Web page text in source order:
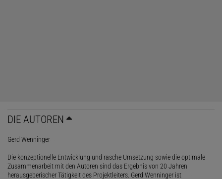
DIE AUTOREN
Gerd Wenninger
Die konzeptionelle Entwicklung und rasche Umsetzung sowie die optimale
Zusammenarbeit mit den Autoren sind das Ergebnis von 20 Jahren
herausgeberischer Tätigkeit des Projektleiters. Gerd Wenninger ist